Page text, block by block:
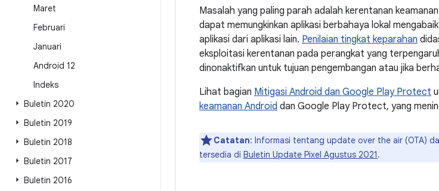
Maret
Februari
Januari
Android 12
Indeks
Buletin 2020
Buletin 2019
Buletin 2018
Buletin 2017
Buletin 2016
Masalah yang paling parah adalah kerentanan
dapat memungkinkan aplikasi berbahaya lokal
aplikasi dari aplikasi lain. Penilaian tingkat keparahan
eksploitasi kerentanan pada perangkat yang
dinonaktifkan untuk tujuan pengembangan atau jika
Lihat bagian Mitigasi Android dan Google Play Protect
keamanan Android dan Google Play Protect, yang
Catatan: Informasi tentang update over the air (OTA)
tersedia di Buletin Update Pixel Agustus 2021.